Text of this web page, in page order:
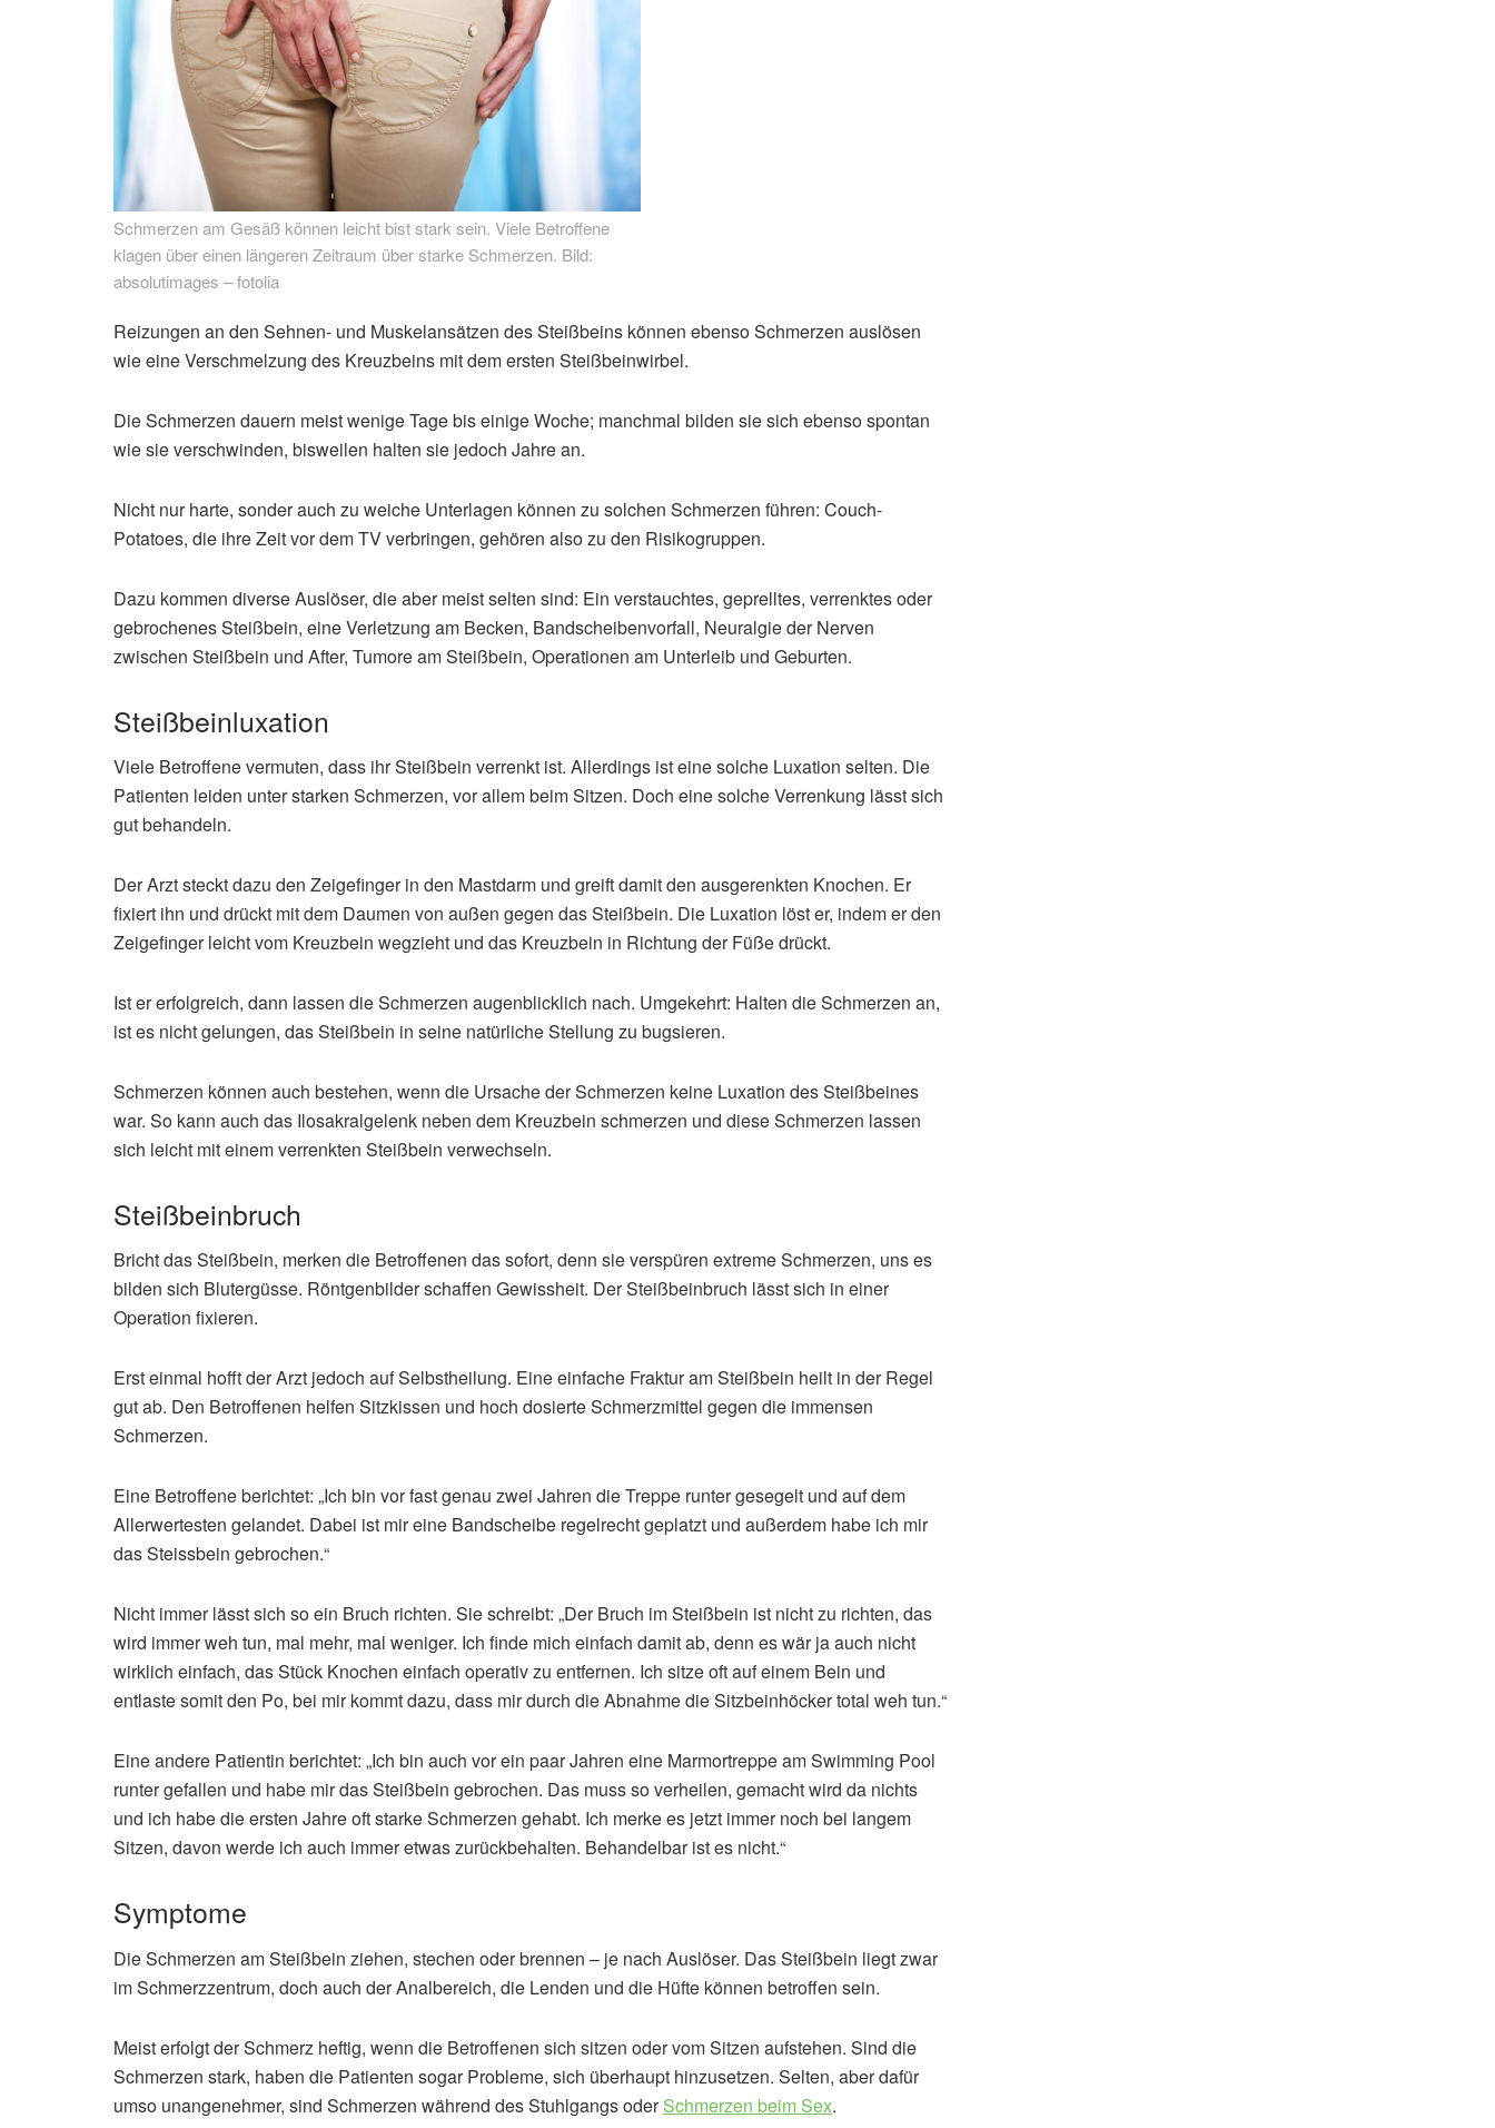
Schmerzen am Gesäß können leicht bist stark sein. Viele Betroffene
klagen über einen längeren Zeitraum über starke Schmerzen. Bild:
absolutimages – fotolia
Reizungen an den Sehnen- und Muskelansätzen des Steißbeins können ebenso Schmerzen auslösen
wie eine Verschmelzung des Kreuzbeins mit dem ersten Steißbeinwirbel.
Die Schmerzen dauern meist wenige Tage bis einige Woche; manchmal bilden sie sich ebenso spontan
wie sie verschwinden, bisweilen halten sie jedoch Jahre an.
Nicht nur harte, sonder auch zu weiche Unterlagen können zu solchen Schmerzen führen: Couch-
Potatoes, die ihre Zeit vor dem TV verbringen, gehören also zu den Risikogruppen.
Dazu kommen diverse Auslöser, die aber meist selten sind: Ein verstauchtes, geprelltes, verrenktes oder
gebrochenes Steißbein, eine Verletzung am Becken, Bandscheibenvorfall, Neuralgie der Nerven
zwischen Steißbein und After, Tumore am Steißbein, Operationen am Unterleib und Geburten.
Steißbeinluxation
Viele Betroffene vermuten, dass ihr Steißbein verrenkt ist. Allerdings ist eine solche Luxation selten. Die
Patienten leiden unter starken Schmerzen, vor allem beim Sitzen. Doch eine solche Verrenkung lässt sich
gut behandeln.
Der Arzt steckt dazu den Zeigefinger in den Mastdarm und greift damit den ausgerenkten Knochen. Er
fixiert ihn und drückt mit dem Daumen von außen gegen das Steißbein. Die Luxation löst er, indem er den
Zeigefinger leicht vom Kreuzbein wegzieht und das Kreuzbein in Richtung der Füße drückt.
Ist er erfolgreich, dann lassen die Schmerzen augenblicklich nach. Umgekehrt: Halten die Schmerzen an,
ist es nicht gelungen, das Steißbein in seine natürliche Stellung zu bugsieren.
Schmerzen können auch bestehen, wenn die Ursache der Schmerzen keine Luxation des Steißbeines
war. So kann auch das Ilosakralgelenk neben dem Kreuzbein schmerzen und diese Schmerzen lassen
sich leicht mit einem verrenkten Steißbein verwechseln.
Steißbeinbruch
Bricht das Steißbein, merken die Betroffenen das sofort, denn sie verspüren extreme Schmerzen, uns es
bilden sich Blutergüsse. Röntgenbilder schaffen Gewissheit. Der Steißbeinbruch lässt sich in einer
Operation fixieren.
Erst einmal hofft der Arzt jedoch auf Selbstheilung. Eine einfache Fraktur am Steißbein heilt in der Regel
gut ab. Den Betroffenen helfen Sitzkissen und hoch dosierte Schmerzmittel gegen die immensen
Schmerzen.
Eine Betroffene berichtet: „Ich bin vor fast genau zwei Jahren die Treppe runter gesegelt und auf dem
Allerwertesten gelandet. Dabei ist mir eine Bandscheibe regelrecht geplatzt und außerdem habe ich mir
das Steissbein gebrochen.“
Nicht immer lässt sich so ein Bruch richten. Sie schreibt: „Der Bruch im Steißbein ist nicht zu richten, das
wird immer weh tun, mal mehr, mal weniger. Ich finde mich einfach damit ab, denn es wär ja auch nicht
wirklich einfach, das Stück Knochen einfach operativ zu entfernen. Ich sitze oft auf einem Bein und
entlaste somit den Po, bei mir kommt dazu, dass mir durch die Abnahme die Sitzbeinhöcker total weh tun.“
Eine andere Patientin berichtet: „Ich bin auch vor ein paar Jahren eine Marmortreppe am Swimming Pool
runter gefallen und habe mir das Steißbein gebrochen. Das muss so verheilen, gemacht wird da nichts
und ich habe die ersten Jahre oft starke Schmerzen gehabt. Ich merke es jetzt immer noch bei langem
Sitzen, davon werde ich auch immer etwas zurückbehalten. Behandelbar ist es nicht.“
Symptome
Die Schmerzen am Steißbein ziehen, stechen oder brennen – je nach Auslöser. Das Steißbein liegt zwar
im Schmerzzentrum, doch auch der Analbereich, die Lenden und die Hüfte können betroffen sein.
Meist erfolgt der Schmerz heftig, wenn die Betroffenen sich sitzen oder vom Sitzen aufstehen. Sind die
Schmerzen stark, haben die Patienten sogar Probleme, sich überhaupt hinzusetzen. Selten, aber dafür
umso unangenehmer, sind Schmerzen während des Stuhlgangs oderSchmerzen beim Sex.